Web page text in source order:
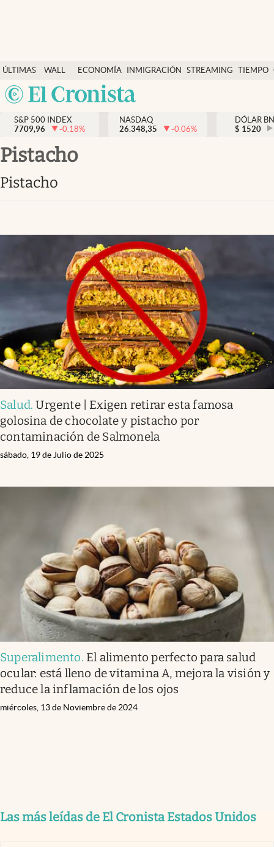
ÚLTIMAS
NOTICIAS
WALL
STREET
Y
DÓLAR
ECONOMÍA INMIGRACIÓN STREAMING TIEMPO
México
Finanzas y economía
Wall Street y dólar
Inmigración
Tiempo
Ciencia y salud
Streaming
USA
S&P 500 INDEX
7709,96
-0.18%
NASDAQ
26.348,35
-0.06%
DÓLAR
$ 1520
pistacho
pistacho
Salud.Urgente | Exigen retirar esta famosa
golosina de chocolate y pistacho por
contaminación de Salmonela
sábado, 19 de Julio de 2025
Superalimento. El alimento perfecto para salud
ocular: está lleno de vitamina A, mejora la visión y
reduce la inflamación de los ojos
miércoles, 13 de Noviembre de 2024
Las más leídas de El Cronista Estados Unidos